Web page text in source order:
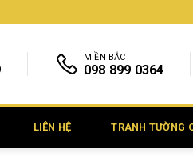
MIỀN BẮC
098 899 0364
LIÊN HỆ TRANH TƯỜNG